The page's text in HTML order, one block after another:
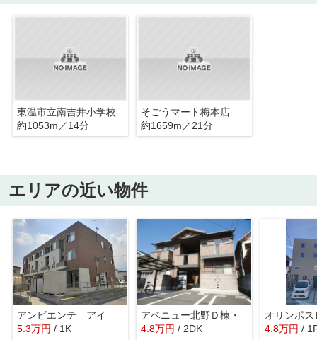
東温市立南吉井小学校
約1053m／14分
そごうマート梅本店
約1659m／21分
エリアの近い物件
アンビエンテ アイ
5.3万円 / 1K
アベニュー北野Ｄ棟・
4.8万円 / 2DK
オリンポス
4.8万円 /